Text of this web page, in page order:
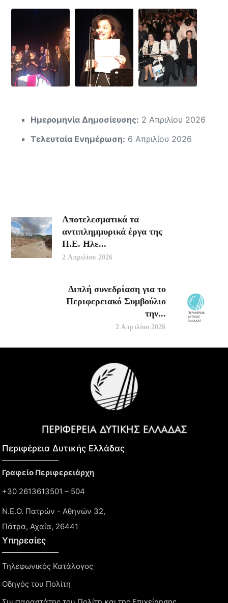
Ημερομηνία Δημοσίευσης: 2 Απριλίου 2026
Τελευταία Ενημέρωση: 6 Απριλίου 2026
Αποτελεσματικά τα
αντιπλημμυρικά έργα της
Π.Ε. Ηλε...
2 Απριλίου 2026
Διπλή συνεδρίαση για το
Περιφερειακό Συμβούλιο
την...
2 Απριλίου 2026
Περιφέρεια Δυτικής Ελλάδας​
Γραφείο Περιφερειάρχη
+30 2613613501 – 504
Ν.Ε.Ο. Πατρών - Αθηνών 32,
Πάτρα, Αχαΐα, 26441
Υπηρεσίες
Τηλεφωνικός Κατάλογος
Οδηγός του Πολίτη